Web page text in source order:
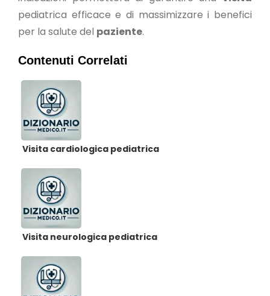
pediatrica efficace e di massimizzare i benefici
per la salute del paziente.
Contenuti Correlati
Visita cardiologica pediatrica
Visita neurologica pediatrica